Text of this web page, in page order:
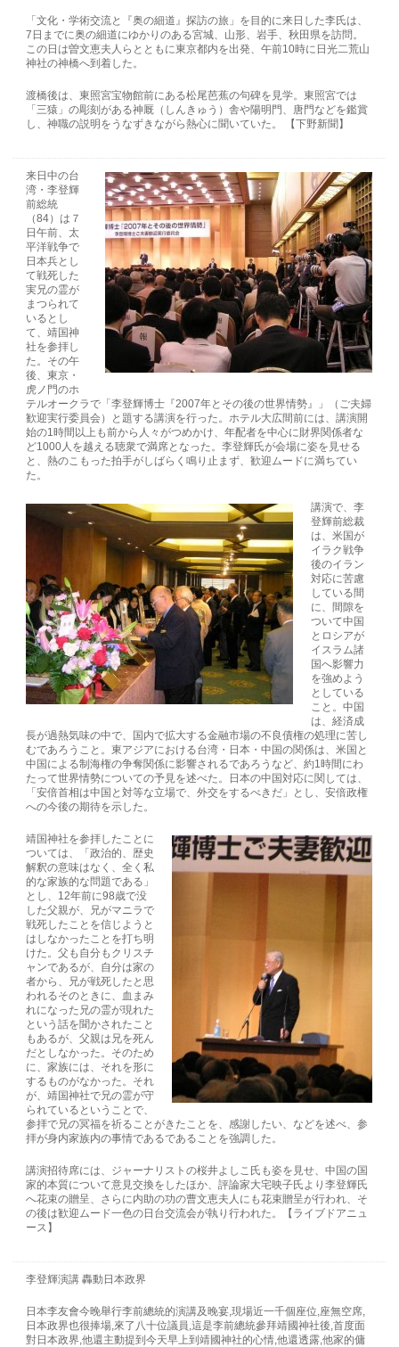
「文化・学術交流と『奥の細道』探訪の旅」を目的に来日した李氏は、
7日までに奥の細道にゆかりのある宮城、山形、岩手、秋田県を訪問。
この日は曽文恵夫人らとともに東京都内を出発、午前10時に日光二荒山
神社の神橋へ到着した。
渡橋後は、東照宮宝物館前にある松尾芭蕉の句碑を見学。東照宮では
「三猿」の彫刻がある神厩（しんきゅう）舎や陽明門、唐門などを鑑賞
し、神職の説明をうなずきながら熱心に聞いていた。 【下野新聞】
来日中の台
湾・李登輝
前総統
（84）は７
日午前、太
平洋戦争で
日本兵とし
て戦死した
実兄の霊が
まつられて
いるとし
て、靖国神
社を参拝し
た。その午
後、東京・
虎ノ門のホ
テルオークラで「李登輝博士『2007年とその後の世界情勢』」（ご夫婦
歓迎実行委員会）と題する講演を行った。ホテル大広間前には、講演開
始の1時間以上も前から人々がつめかけ、年配者を中心に財界関係者な
ど1000人を越える聴衆で満席となった。李登輝氏が会場に姿を見せる
と、熱のこもった拍手がしばらく鳴り止まず、歓迎ムードに満ちてい
た。
講演で、李
登輝前総裁
は、米国が
イラク戦争
後のイラン
対応に苦慮
している間
に、間隙を
ついて中国
とロシアが
イスラム諸
国へ影響力
を強めよう
としている
こと。中国
は、経済成
長が過熱気味の中で、国内で拡大する金融市場の不良債権の処理に苦し
むであろうこと。東アジアにおける台湾・日本・中国の関係は、米国と
中国による制海権の争奪関係に影響されるであろうなど、約1時間にわ
たって世界情勢についての予見を述べた。日本の中国対応に関しては、
「安倍首相は中国と対等な立場で、外交をするべきだ」とし、安倍政権
への今後の期待を示した。
靖国神社を参拝したことに
ついては、「政治的、歴史
解釈の意味はなく、全く私
的な家族的な問題である」
とし、12年前に98歳で没
した父親が、兄がマニラで
戦死したことを信じようと
はしなかったことを打ち明
けた。父も自分もクリスチ
ャンであるが、自分は家の
者から、兄が戦死したと思
われるそのときに、血まみ
れになった兄の霊が現れた
という話を聞かされたこと
もあるが、父親は兄を死ん
だとしなかった。そのため
に、家族には、それを形に
するものがなかった。それ
が、靖国神社で兄の霊が守
られているということで、
参拝で兄の冥福を祈ることがきたことを、感謝したい、などを述べ、参
拝が身内家族内の事情であるであることを強調した。
講演招待席には、ジャーナリストの桜井よしこ氏も姿を見せ、中国の国
家的本質について意見交換をしたほか、評論家大宅映子氏より李登輝氏
へ花束の贈呈、さらに内助の功の曹文恵夫人にも花束贈呈が行われ、そ
の後は歓迎ムード一色の日台交流会が執り行われた。【ライブドアニュ
ース】
李登輝演講 轟動日本政界
日本李友會今晚舉行李前總統的演講及晚宴,現場近一千個座位,座無空席,
日本政界也很捧場,來了八十位議員,這是李前總統參拜靖國神社後,首度面
對日本政界,他還主動提到今天早上到靖國神社的心情,他還透露,他家的傭